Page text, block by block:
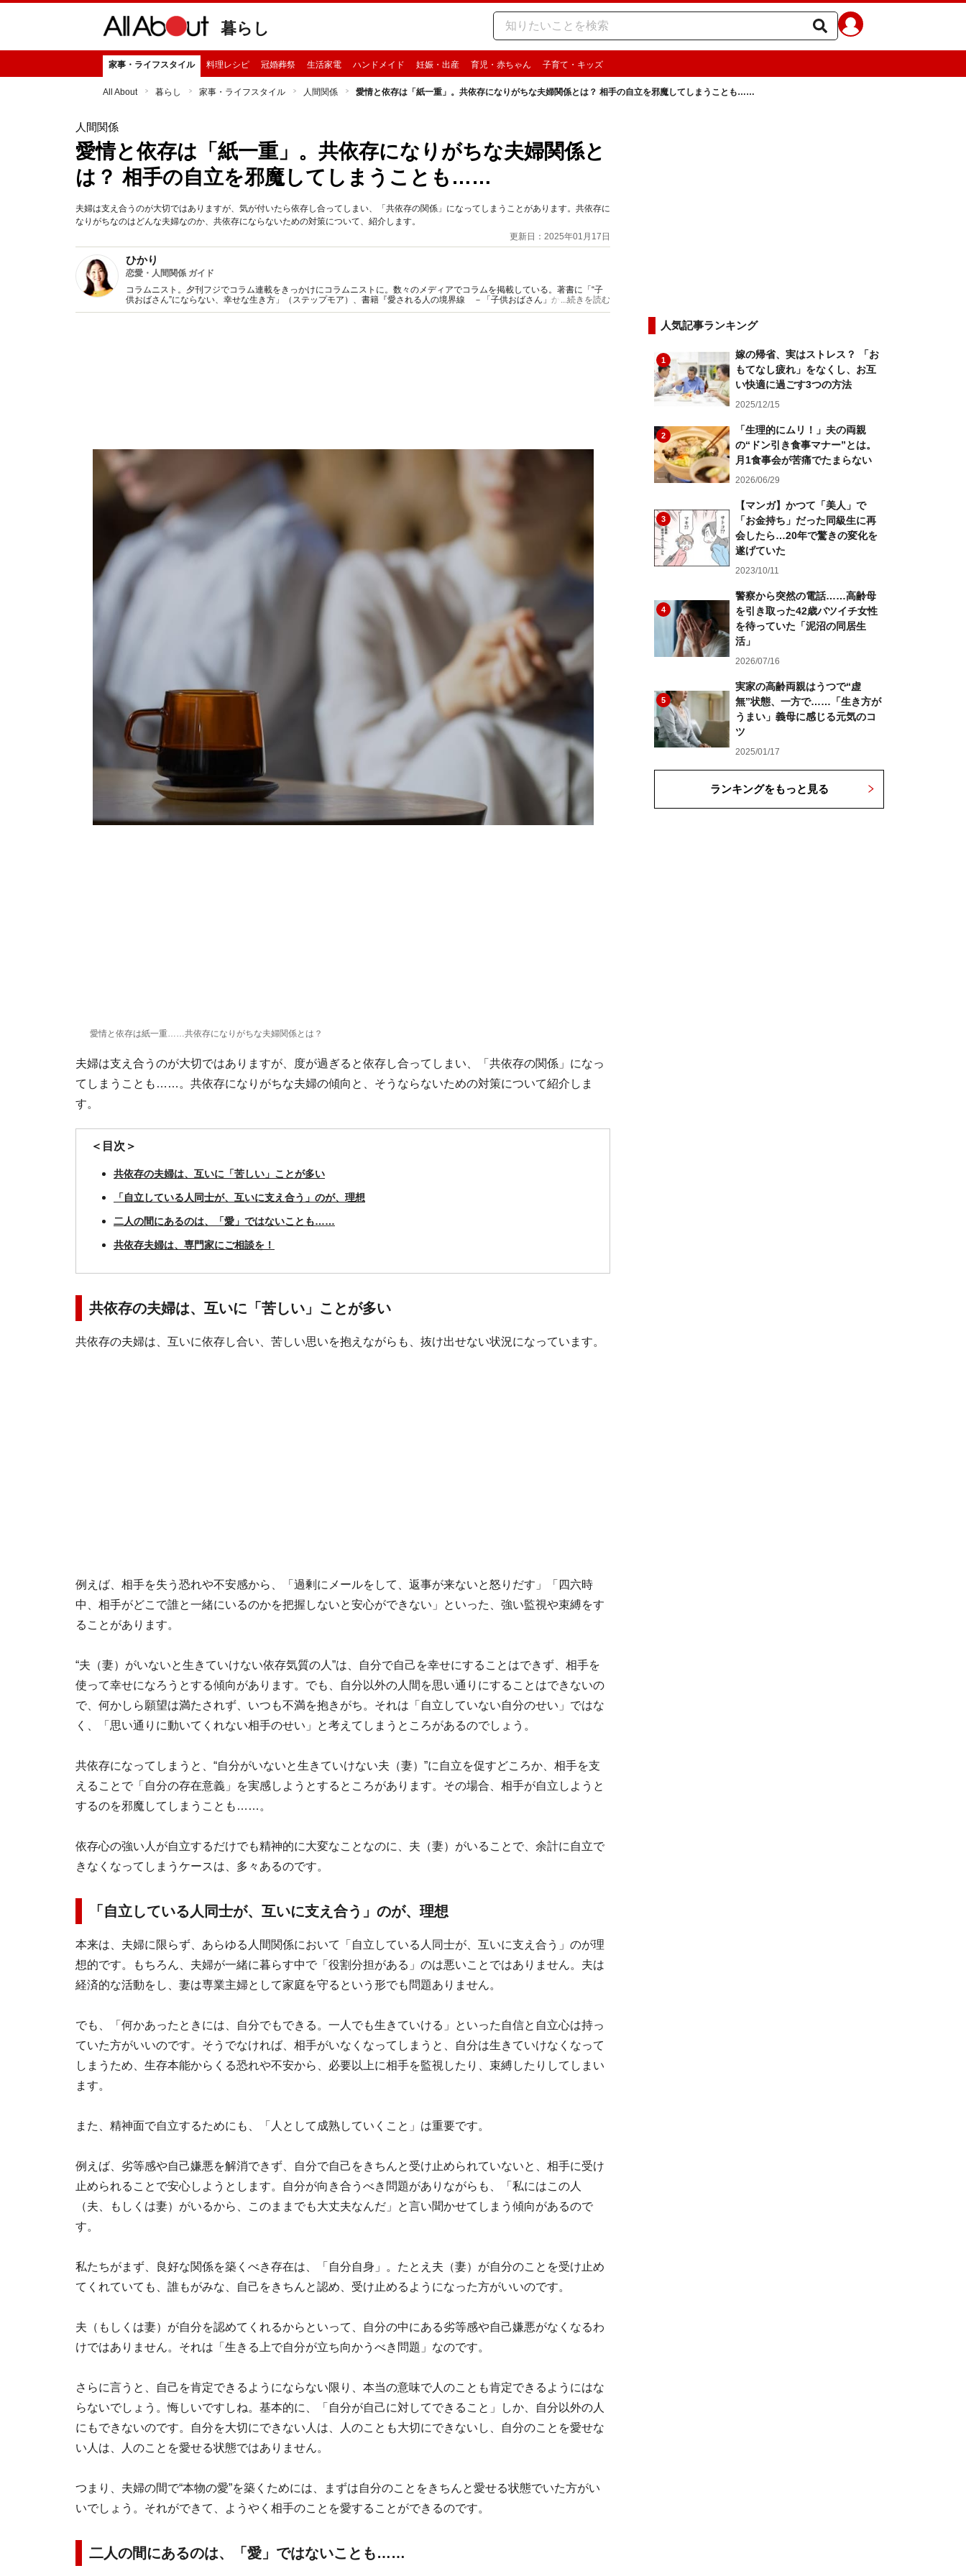
暮らし
家事・ライフスタイル 料理レシピ 冠婚葬祭 生活家電 ハンドメイド 妊娠・出産 育児・赤ちゃん 子育て・キッズ
All About 暮らし 家事・ライフスタイル 人間関係 愛情と依存は「紙一重」。共依存になりがちな夫婦関係とは？ 相手の自立を邪魔してしまうことも……
人間関係
愛情と依存は「紙一重」。共依存になりがちな夫婦関係と
は？ 相手の自立を邪魔してしまうことも……
夫婦は支え合うのが大切ではありますが、気が付いたら依存し合ってしまい、「共依存の関係」になってしまうことがあります。共依存に
なりがちなのはどんな夫婦なのか、共依存にならないための対策について、紹介します。
更新日：2025年01月17日
ひかり
恋愛・人間関係 ガイド
コラムニスト。夕刊フジでコラム連載をきっかけにコラムニストに。数々のメディアでコラムを掲載している。著書に「“子
供おばさん”にならない、幸せな生き方」（ステップモア）、書籍『愛される人の境界線 －「子供おばさん」から「大人女
子」に変わる方法』（KADOKAWA/中経出版)など。
...続きを読む
愛情と依存は紙一重……共依存になりがちな夫婦関係とは？
夫婦は支え合うのが大切ではありますが、度が過ぎると依存し合ってしまい、「共依存の関係」になっ
てしまうことも……。共依存になりがちな夫婦の傾向と、そうならないための対策について紹介しま
す。
＜目次＞
共依存の夫婦は、互いに「苦しい」ことが多い
「自立している人同士が、互いに支え合う」のが、理想
二人の間にあるのは、「愛」ではないことも……
共依存夫婦は、専門家にご相談を！
共依存の夫婦は、互いに「苦しい」ことが多い
共依存の夫婦は、互いに依存し合い、苦しい思いを抱えながらも、抜け出せない状況になっています。
例えば、相手を失う恐れや不安感から、「過剰にメールをして、返事が来ないと怒りだす」「四六時
中、相手がどこで誰と一緒にいるのかを把握しないと安心ができない」といった、強い監視や束縛をす
ることがあります。
“夫（妻）がいないと生きていけない依存気質の人”は、自分で自己を幸せにすることはできず、相手を
使って幸せになろうとする傾向があります。でも、自分以外の人間を思い通りにすることはできないの
で、何かしら願望は満たされず、いつも不満を抱きがち。それは「自立していない自分のせい」ではな
く、「思い通りに動いてくれない相手のせい」と考えてしまうところがあるのでしょう。
共依存になってしまうと、“自分がいないと生きていけない夫（妻）”に自立を促すどころか、相手を支
えることで「自分の存在意義」を実感しようとするところがあります。その場合、相手が自立しようと
するのを邪魔してしまうことも……。
依存心の強い人が自立するだけでも精神的に大変なことなのに、夫（妻）がいることで、余計に自立で
きなくなってしまうケースは、多々あるのです。
「自立している人同士が、互いに支え合う」のが、理想
本来は、夫婦に限らず、あらゆる人間関係において「自立している人同士が、互いに支え合う」のが理
想的です。もちろん、夫婦が一緒に暮らす中で「役割分担がある」のは悪いことではありません。夫は
経済的な活動をし、妻は専業主婦として家庭を守るという形でも問題ありません。
でも、「何かあったときには、自分でもできる。一人でも生きていける」といった自信と自立心は持っ
ていた方がいいのです。そうでなければ、相手がいなくなってしまうと、自分は生きていけなくなって
しまうため、生存本能からくる恐れや不安から、必要以上に相手を監視したり、束縛したりしてしまい
ます。
また、精神面で自立するためにも、「人として成熟していくこと」は重要です。
例えば、劣等感や自己嫌悪を解消できず、自分で自己をきちんと受け止められていないと、相手に受け
止められることで安心しようとします。自分が向き合うべき問題がありながらも、「私にはこの人
（夫、もしくは妻）がいるから、このままでも大丈夫なんだ」と言い聞かせてしまう傾向があるので
す。
私たちがまず、良好な関係を築くべき存在は、「自分自身」。たとえ夫（妻）が自分のことを受け止め
てくれていても、誰もがみな、自己をきちんと認め、受け止めるようになった方がいいのです。
夫（もしくは妻）が自分を認めてくれるからといって、自分の中にある劣等感や自己嫌悪がなくなるわ
けではありません。それは「生きる上で自分が立ち向かうべき問題」なのです。
さらに言うと、自己を肯定できるようにならない限り、本当の意味で人のことも肯定できるようにはな
らないでしょう。悔しいですしね。基本的に、「自分が自己に対してできること」しか、自分以外の人
にもできないのです。自分を大切にできない人は、人のことも大切にできないし、自分のことを愛せな
い人は、人のことを愛せる状態ではありません。
つまり、夫婦の間で“本物の愛”を築くためには、まずは自分のことをきちんと愛せる状態でいた方がい
いでしょう。それができて、ようやく相手のことを愛することができるのです。
二人の間にあるのは、「愛」ではないことも……
人気記事ランキング
1
嫁の帰省、実はストレス？ 「お
もてなし疲れ」をなくし、お互
い快適に過ごす3つの方法
2025/12/15
2
「生理的にムリ！」夫の両親
の“ドン引き食事マナー”とは。
月1食事会が苦痛でたまらない
2026/06/29
3
【マンガ】かつて「美人」で
「お金持ち」だった同級生に再
会したら…20年で驚きの変化を
遂げていた
2023/10/11
4
警察から突然の電話……高齢母
を引き取った42歳バツイチ女性
を待っていた「泥沼の同居生
活」
2026/07/16
5
実家の高齢両親はうつで“虚
無”状態、一方で……「生き方が
うまい」義母に感じる元気のコ
ツ
2025/01/17
ランキングをもっと見る